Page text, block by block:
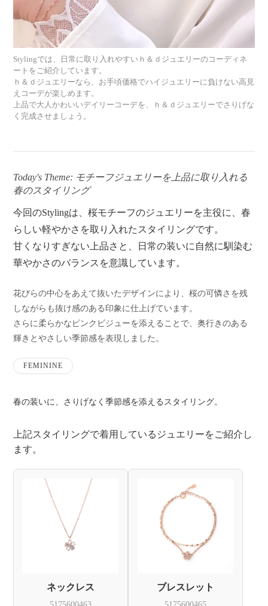
見
え
ス
タ
ン
グ
コ
ー
デ
Stylingでは、日常に取り入れやすいｈ＆ｄジュエリーのコーディネ
ートをご紹介しています。
ｈ＆ｄジュエリーなら、お手頃価格でハイジュエリーに負けない高見
えコーデが楽しめます。
上品で大人かわいいデイリーコーデを、ｈ＆ｄジュエリーでさりげな
く完成させましょう。
Today's Theme: モチーフジュエリーを上品に取り入れる
春のスタイリング
今回のStylingは、桜モチーフのジュエリーを主役に、春
らしい軽やかさを取り入れたスタイリングです。
甘くなりすぎない上品さと、日常の装いに自然に馴染む
華やかさのバランスを意識しています。
花びらの中心をあえて抜いたデザインにより、桜の可憐さを残
しながらも抜け感のある印象に仕上げています。
さらに柔らかなピンクビジューを添えることで、奥行きのある
輝きとやさしい季節感を表現しました。
FEMININE
春の装いに、さりげなく季節感を添えるスタイリング。
上記スタイリングで着用しているジュエリーをご紹介し
ます。
ネックレス ブレスレット